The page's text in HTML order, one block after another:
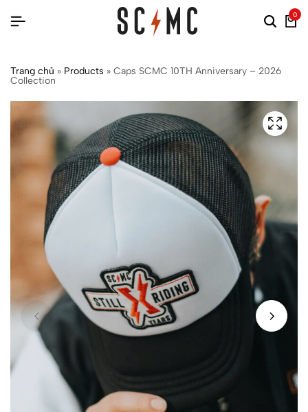
0
Trang chủ » Products » Caps SCMC 10TH Anniversary – 2026
Collection